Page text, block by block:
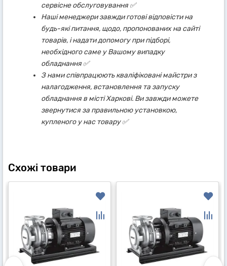
сервісне обслуговування ✅
Наші менеджери завжди готові відповісти на
будь-які питання, щодо, пропонованих на сайті
товарів, і надати допомогу при підборі,
необхідного саме у Вашому випадку
обладнання ✅
З нами співпрацюють кваліфіковані майстри з
налагодження, встановлення та запуску
обладнання в місті Харкові. Ви завжди можете
звернутися за правильною установкою,
купленого у нас товару ✅
Схожі товари